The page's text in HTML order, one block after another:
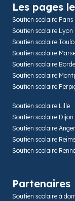
Les pages
Soutien scolaire Paris
Soutien scolaire Lyon
Soutien scolaire
Soutien scolaire
Soutien scolaire
Soutien scolaire
Soutien scolaire
Soutien scolaire Lille
Soutien scolaire Dijon
Soutien scolaire
Soutien scolaire Reims
Soutien scolaire
Partenaires
Soutien scolaire à